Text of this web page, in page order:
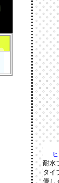
耐水
タイ
優し